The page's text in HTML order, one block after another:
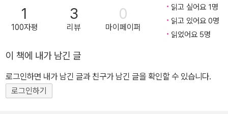
외로운 아이의 가장 친한 친구가 되어 주기도 했고, 어두컴컴하고 무
서운 밤에 용기를 북돋아 주기도 했고, 도서관의 인기 스타로 등극하
기도 하는 등 저마다 반짝반짝 빛나는 순간들이 있었지요. 지금 여러
분해진 책도 있을 거예요. 하지만 그 책을 처음 만났던 순간의 설렘만
은 잊지 말아요. 이제 우리가 책의 친구가 되어 줄 차례니까요. 이 책
을 쓰신 동화쌤 안성순 작가님은 아이들과 그림책으로 소통하는 순간
1
100자평
3
리뷰
0
마이페이퍼
읽고 싶어요 1명
읽고 있어요 0명
읽었어요 5명
이 책에 내가 남긴 글
로그인하면 내가 남긴 글과 친구가 남긴 글을 확인할 수 있습니다.
로그인하기